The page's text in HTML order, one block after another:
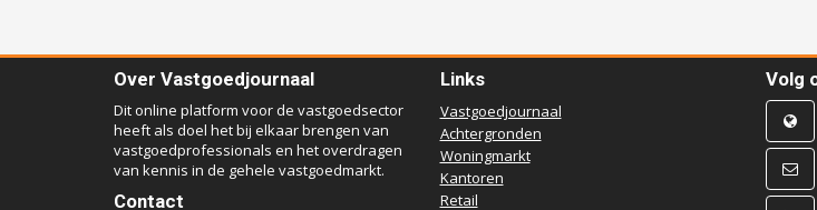
Over Vastgoedjournaal
Dit online platform voor de vastgoedsector
heeft als doel het bij elkaar brengen van
vastgoedprofessionals en het overdragen
van kennis in de gehele vastgoedmarkt.
Contact
Links
Vastgoedjournaal
Achtergronden
Woningmarkt
Kantoren
Retail
Volg